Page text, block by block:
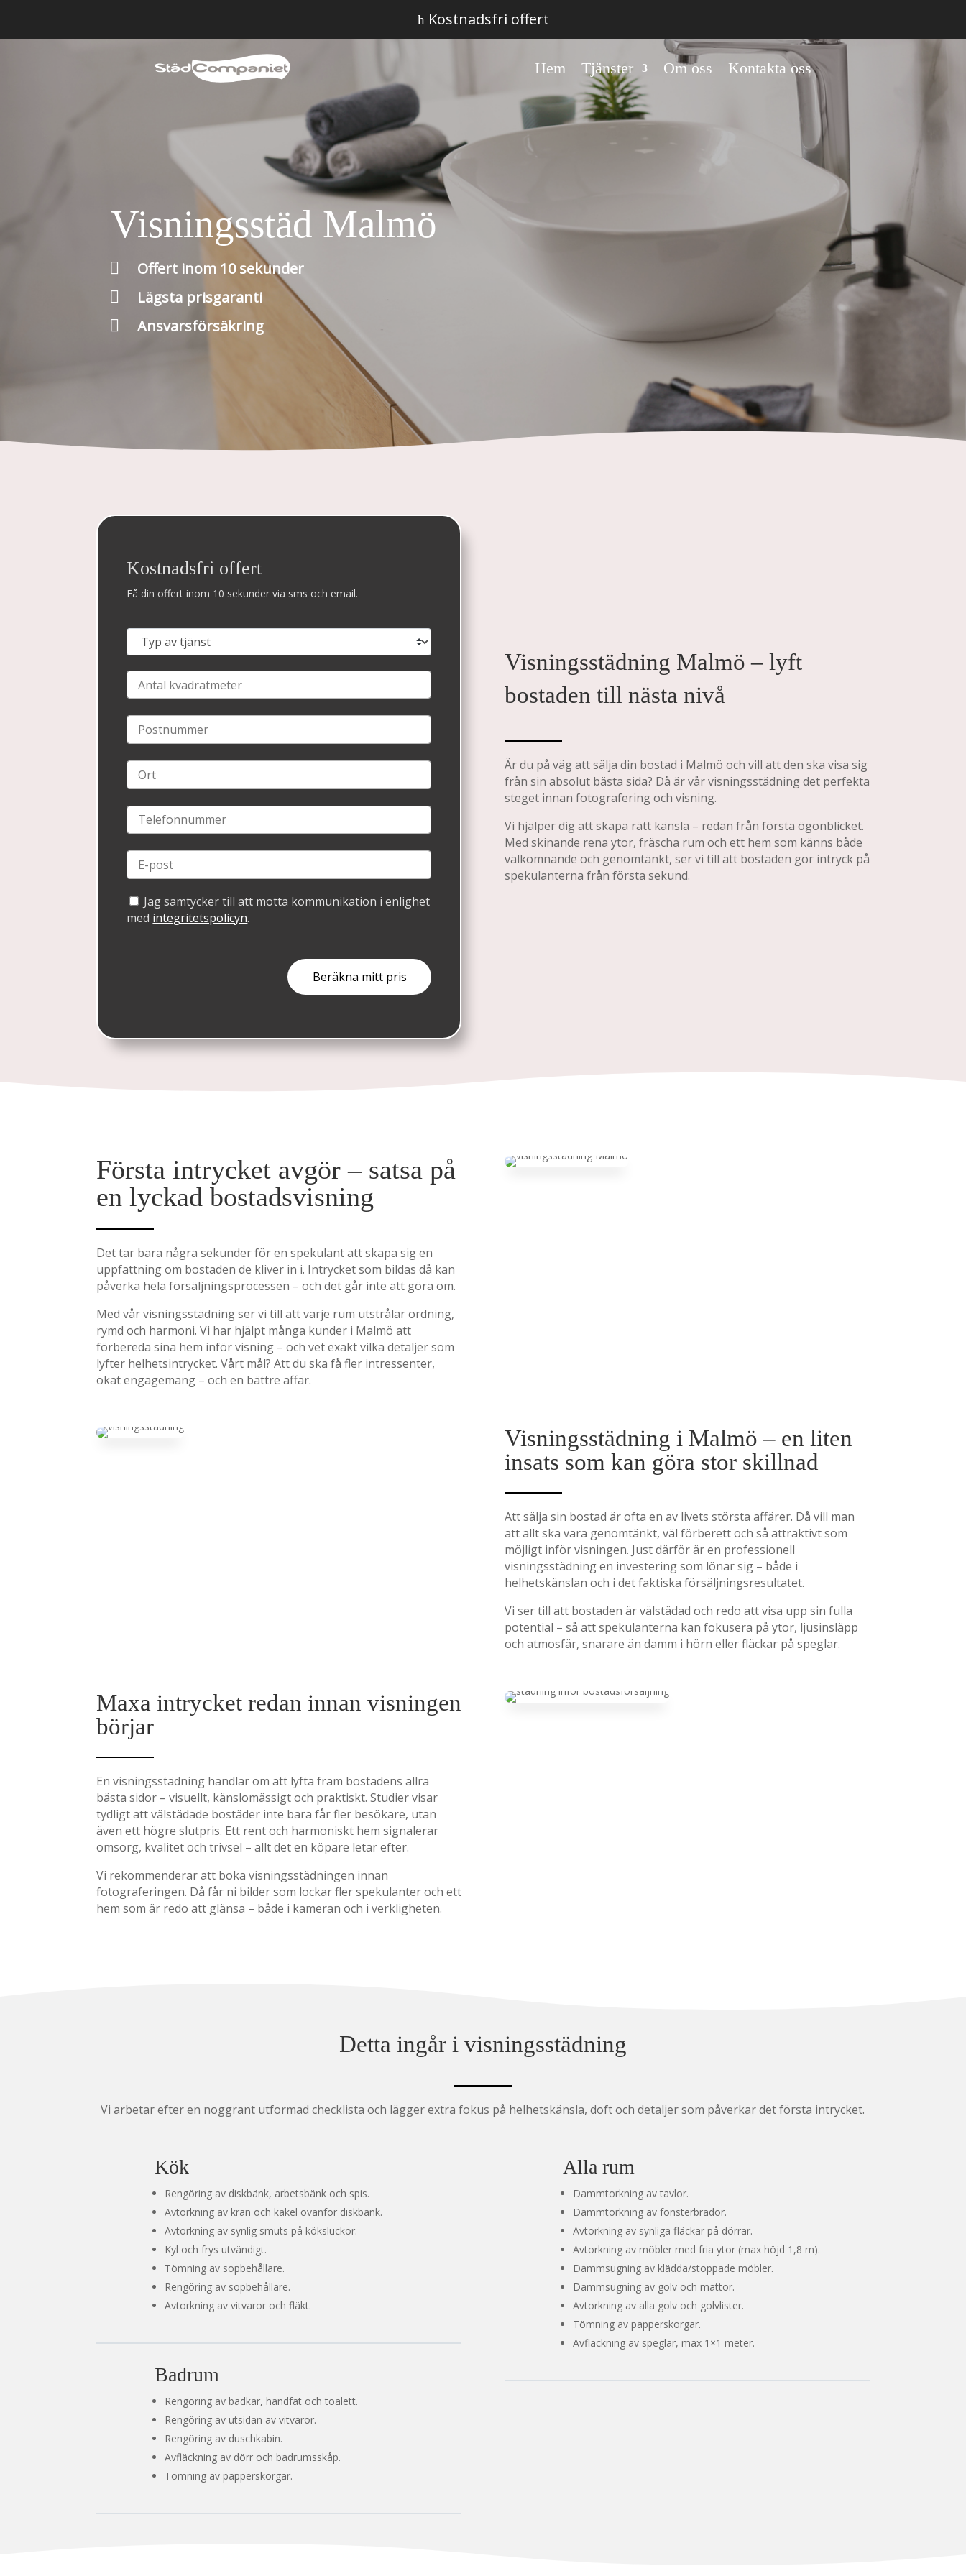
hKostnadsfri offert
Hem Tjänster Om oss Kontakta oss
Visningsstäd Malmö
 Offert inom 10 sekunder
 Lägsta prisgaranti
 Ansvarsförsäkring
Kostnadsfri offert
Få din offert inom 10 sekunder via sms och email.
Jag samtycker till att motta kommunikation i enlighet
med integritetspolicyn.
Visningsstädning Malmö – lyft
bostaden till nästa nivå
Är du på väg att sälja din bostad i Malmö och vill att den ska visa sig
från sin absolut bästa sida? Då är vår visningsstädning det perfekta
steget innan fotografering och visning.
Vi hjälper dig att skapa rätt känsla – redan från första ögonblicket.
Med skinande rena ytor, fräscha rum och ett hem som känns både
välkomnande och genomtänkt, ser vi till att bostaden gör intryck på
spekulanterna från första sekund.
Första intrycket avgör – satsa på
en lyckad bostadsvisning
Det tar bara några sekunder för en spekulant att skapa sig en
uppfattning om bostaden de kliver in i. Intrycket som bildas då kan
påverka hela försäljningsprocessen – och det går inte att göra om.
Med vår visningsstädning ser vi till att varje rum utstrålar ordning,
rymd och harmoni. Vi har hjälpt många kunder i Malmö att
förbereda sina hem inför visning – och vet exakt vilka detaljer som
lyfter helhetsintrycket. Vårt mål? Att du ska få fler intressenter,
ökat engagemang – och en bättre affär.
Visningsstädning i Malmö – en liten
insats som kan göra stor skillnad
Att sälja sin bostad är ofta en av livets största affärer. Då vill man
att allt ska vara genomtänkt, väl förberett och så attraktivt som
möjligt inför visningen. Just därför är en professionell
visningsstädning en investering som lönar sig – både i
helhetskänslan och i det faktiska försäljningsresultatet.
Vi ser till att bostaden är välstädad och redo att visa upp sin fulla
potential – så att spekulanterna kan fokusera på ytor, ljusinsläpp
och atmosfär, snarare än damm i hörn eller fläckar på speglar.
Maxa intrycket redan innan visningen
börjar
En visningsstädning handlar om att lyfta fram bostadens allra
bästa sidor – visuellt, känslomässigt och praktiskt. Studier visar
tydligt att välstädade bostäder inte bara får fler besökare, utan
även ett högre slutpris. Ett rent och harmoniskt hem signalerar
omsorg, kvalitet och trivsel – allt det en köpare letar efter.
Vi rekommenderar att boka visningsstädningen innan
fotograferingen. Då får ni bilder som lockar fler spekulanter och ett
hem som är redo att glänsa – både i kameran och i verkligheten.
Detta ingår i visningsstädning
Vi arbetar efter en noggrant utformad checklista och lägger extra fokus på helhetskänsla, doft och detaljer som påverkar det första intrycket.
Kök
Rengöring av diskbänk, arbetsbänk och spis.
Avtorkning av kran och kakel ovanför diskbänk.
Avtorkning av synlig smuts på köksluckor.
Kyl och frys utvändigt.
Tömning av sopbehållare.
Rengöring av sopbehållare.
Avtorkning av vitvaror och fläkt.
Badrum
Rengöring av badkar, handfat och toalett.
Rengöring av utsidan av vitvaror.
Rengöring av duschkabin.
Avfläckning av dörr och badrumsskåp.
Tömning av papperskorgar.
Alla rum
Dammtorkning av tavlor.
Dammtorkning av fönsterbrädor.
Avtorkning av synliga fläckar på dörrar.
Avtorkning av möbler med fria ytor (max höjd 1,8 m).
Dammsugning av klädda/stoppade möbler.
Dammsugning av golv och mattor.
Avtorkning av alla golv och golvlister.
Tömning av papperskorgar.
Avfläckning av speglar, max 1×1 meter.